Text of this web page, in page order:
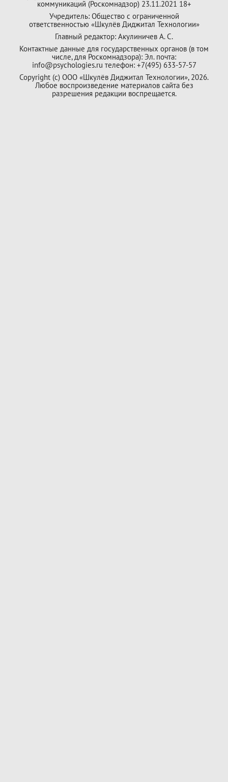
коммуникаций (Роскомнадзор) 23.11.2021 18+
Учредитель: Общество с ограниченной
ответственностью «Шкулёв Диджитал Технологии»
Главный редактор: Акулиничев А. С.
Контактные данные для государственных органов (в том
числе, для Роскомнадзора): Эл. почта:
info@psychologies.ru телефон: +7(495) 633-57-57
Copyright (с) ООО «Шкулёв Диджитал Технологии», 2026.
Любое воспроизведение материалов сайта без
разрешения редакции воспрещается.